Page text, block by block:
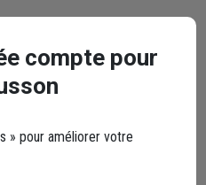
compte pour
» pour améliorer votre